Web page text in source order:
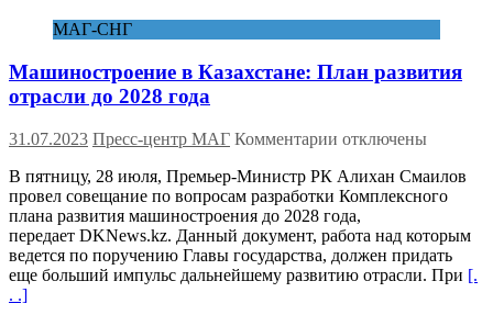
МАГ-СНГ
Машиностроение в Казахстане: План развития
отрасли до 2028 года
31.07.2023 Пресс-центр МАГ Комментарии к
Машиностроение
в
Казахстане:
План
развития
отрасли
отключены
В пятницу, 28 июля, Премьер-Министр РК Алихан Смаилов
провел совещание по вопросам разработки Комплексного
плана развития машиностроения до 2028 года,
передает DKNews.kz. Данный документ, работа над которым
ведется по поручению Главы государства, должен придать
еще больший импульс дальнейшему развитию отрасли. При [.
. .]